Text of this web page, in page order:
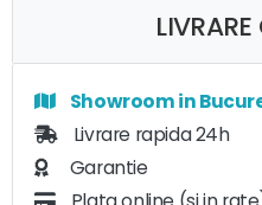
Showroom in
Livrare rapida 24h
Garantie